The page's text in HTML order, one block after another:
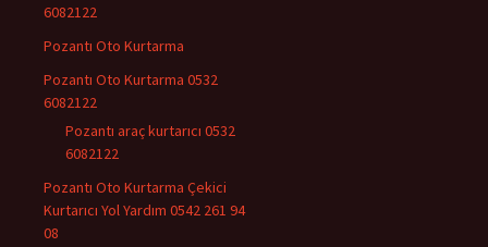
6082122
Pozantı Oto Kurtarma
Pozantı Oto Kurtarma 0532
6082122
Pozantı araç kurtarıcı 0532
6082122
Pozantı Oto Kurtarma Çekici
Kurtarıcı Yol Yardım 0542 261 94
08